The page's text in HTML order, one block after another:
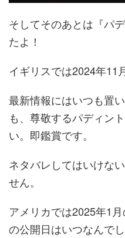
そしてそのあとは『パ
たよ！
イギリスでは2024年11
最新情報にはいつも置
も、尊敬するパディン
い。即鑑賞です。
ネタバレしてはいけな
せん。
アメリカでは2025年1
の公開日はいつなんで